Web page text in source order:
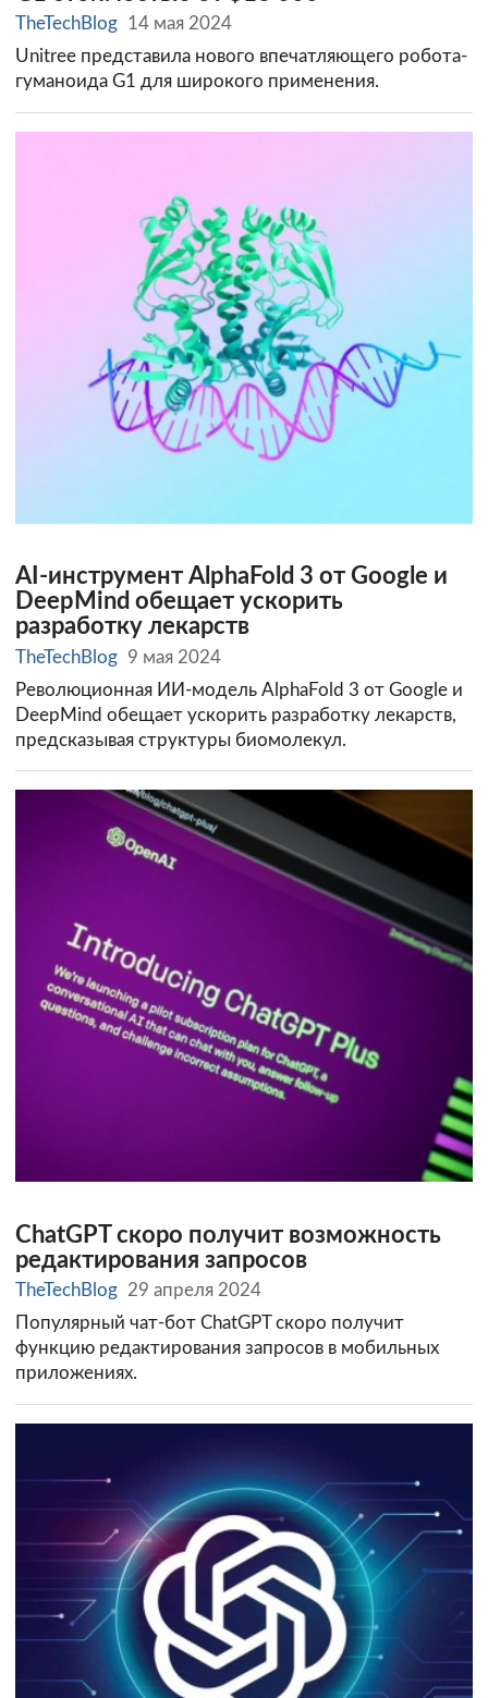
TheTechBlog 14 мая 2024
Unitree представила нового впечатляющего робота-
гуманоида G1 для широкого применения.
AI-инструмент AlphaFold 3 от Google и
DeepMind обещает ускорить
разработку лекарств
TheTechBlog 9 мая 2024
Революционная ИИ-модель AlphaFold 3 от Google и
DeepMind обещает ускорить разработку лекарств,
предсказывая структуры биомолекул.
ChatGPT скоро получит возможность
редактирования запросов
TheTechBlog 29 апреля 2024
Популярный чат-бот ChatGPT скоро получит
функцию редактирования запросов в мобильных
приложениях.